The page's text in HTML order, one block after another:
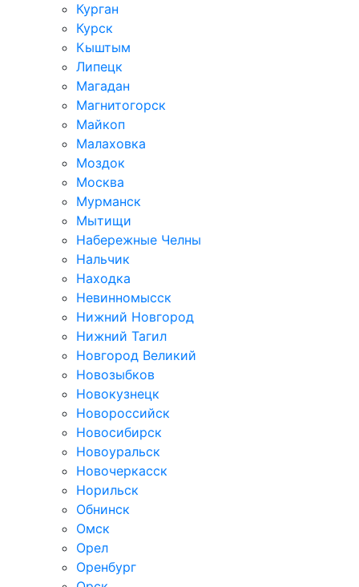
Курган
Курск
Кыштым
Липецк
Магадан
Магнитогорск
Майкоп
Малаховка
Моздок
Москва
Мурманск
Мытищи
Набережные Челны
Нальчик
Находка
Невинномысск
Нижний Новгород
Нижний Тагил
Новгород Великий
Новозыбков
Новокузнецк
Новороссийск
Новосибирск
Новоуральск
Новочеркасск
Норильск
Обнинск
Омск
Орел
Оренбург